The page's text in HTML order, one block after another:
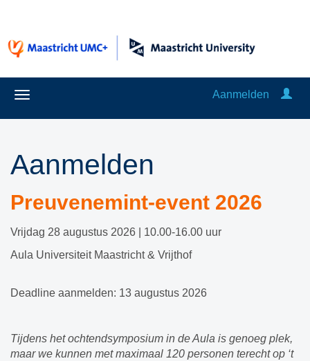
Aanmelden
Aanmelden
Preuvenemint-event 2026
Vrijdag 28 augustus 2026 | 10.00-16.00 uur
Aula Universiteit Maastricht & Vrijthof
Deadline aanmelden: 13 augustus 2026
Tijdens het ochtendsymposium in de Aula is genoeg plek,
maar we kunnen met maximaal 120 personen terecht op ‘t